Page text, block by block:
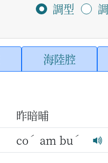
調型
海陸腔
昨暗晡
co ˊ am bu ˊ